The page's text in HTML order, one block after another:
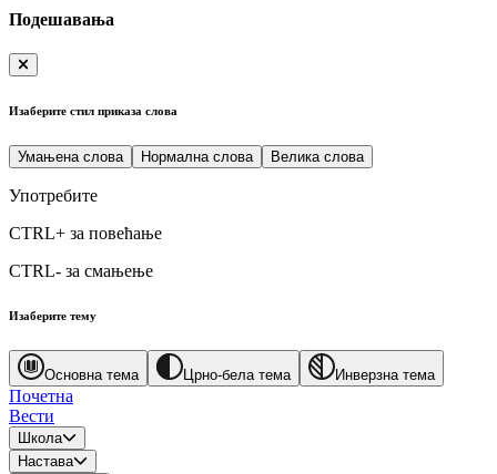
Подешавања
Изаберите стил приказа слова
Умањена слова Нормална слова Велика слова
Употребите
CTRL+ за повећање
CTRL- за смањење
Изаберите тему
Основна тема Црно-бела тема Инверзна тема
Почетна
Вести
Школа
Настава